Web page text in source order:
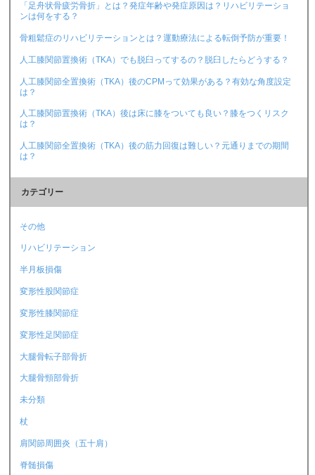
「足舟状骨疲労骨折」とは？発症年齢や発症原因は？リハビリテーショ
ンは何をする？
骨粗鬆症のリハビリテーションとは？運動療法による転倒予防が重要！
人工膝関節置換術（TKA）でも脱臼ってするの？脱臼したらどうする？
人工膝関節全置換術（TKA）後のCPMって効果がある？有効な角度設定
は？
人工膝関節置換術（TKA）後は床に膝をついても良い？膝をつくリスク
は？
人工膝関節全置換術（TKA）後の筋力回復は難しい？元通りまでの期間
は？
カテゴリー
その他
リハビリテーション
半月板損傷
変形性股関節症
変形性膝関節症
変形性足関節症
大腿骨転子部骨折
大腿骨頸部骨折
未分類
杖
肩関節周囲炎（五十肩）
脊髄損傷